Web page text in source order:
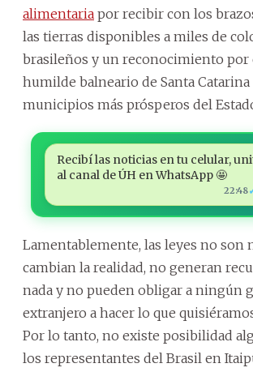
alimentaria por recibir con los
las tierras disponibles a miles de
brasileños y un reconocimiento
humilde balneario de Santa
municipios más prósperos del
Recibí las noticias en tu celular,
al canal de ÚH en WhatsApp 🤩
22:48
Lamentablemente, las leyes no son
cambian la realidad, no generan
nada y no pueden obligar a ningún
extranjero a hacer lo que
Por lo tanto, no existe posibilidad
los representantes del Brasil en